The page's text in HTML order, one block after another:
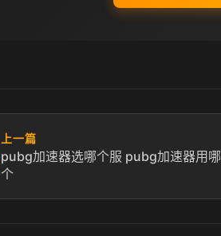
上一篇
pubg加速器选哪个服 pubg加速器用哪
个